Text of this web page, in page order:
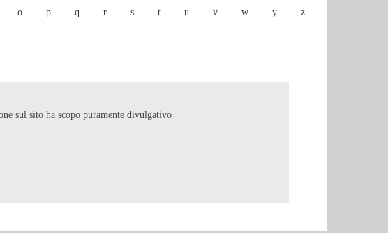
o p q r s t u v w y z
sul sito ha scopo puramente divulgativo